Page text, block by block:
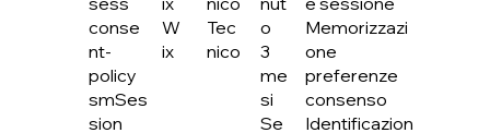
conse
nt-
policy
smSes
sion
W
ix
Tec
nico
o
3
me
si
Se
Memorizzazi
one
preferenze
consenso
Identificazion